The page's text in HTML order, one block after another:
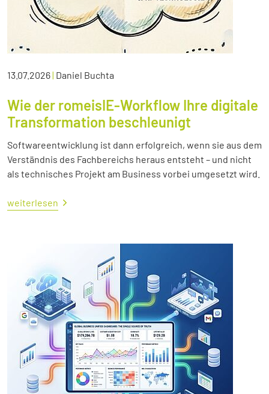
13.07.2026| Daniel Buchta
Wie der romeisIE-Workflow Ihre digitale
Transformation beschleunigt
Softwareentwicklung ist dann erfolgreich, wenn sie aus dem
Verständnis des Fachbereichs heraus entsteht – und nicht
als technisches Projekt am Business vorbei umgesetzt wird.
weiterlesen